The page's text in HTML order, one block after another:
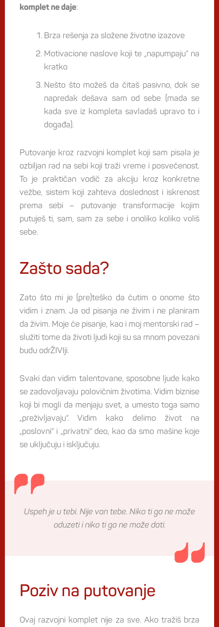
komplet ne daje:
Brza rešenja za složene životne izazove
Motivacione naslove koji te „napumpaju“ na
kratko
Nešto što možeš da čitaš pasivno, dok se
napredak dešava sam od sebe (mada se
kada sve iz kompleta savladaš upravo to i
događa).
Putovanje kroz razvojni komplet koji sam pisala je
ozbiljan rad na sebi koji traži vreme i posvećenost.
To je praktičan vodič za akciju kroz konkretne
vežbe, sistem koji zahteva doslednost i iskrenost
prema sebi – putovanje transformacije kojim
putuješ ti, sam, sam za sebe i onoliko koliko voliš
sebe.
Zašto sada?
Zato što mi je (pre)teško da ćutim o onome što
vidim i znam. Ja od pisanja ne živim i ne planiram
da živim. Moje će pisanje, kao i moj mentorski rad –
služiti tome da životi ljudi koji su sa mnom povezani
budu odrŽIVIji.
Svaki dan vidim talentovane, sposobne ljude kako
se zadovoljavaju polovičnim životima. Vidim biznise
koji bi mogli da menjaju svet, a umesto toga samo
„preživljavaju“. Vidim kako delimo život na
„poslovni“ i „privatni“ deo, kao da smo mašine koje
se uključuju i isključuju.
Uspeh je u tebi. Nije van tebe. Niko ti ga ne može
oduzeti i niko ti ga ne može dati.
Poziv na putovanje
Ovaj razvojni komplet nije za sve. Ako tražiš brza